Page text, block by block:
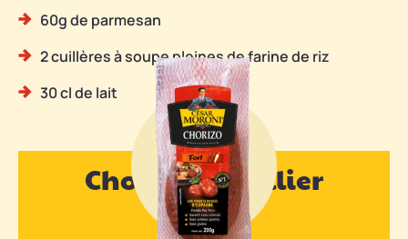
60g de parmesan
2 cuillères à soupe pleines de farine de riz
30 cl de lait
Chorizo en collier
fort